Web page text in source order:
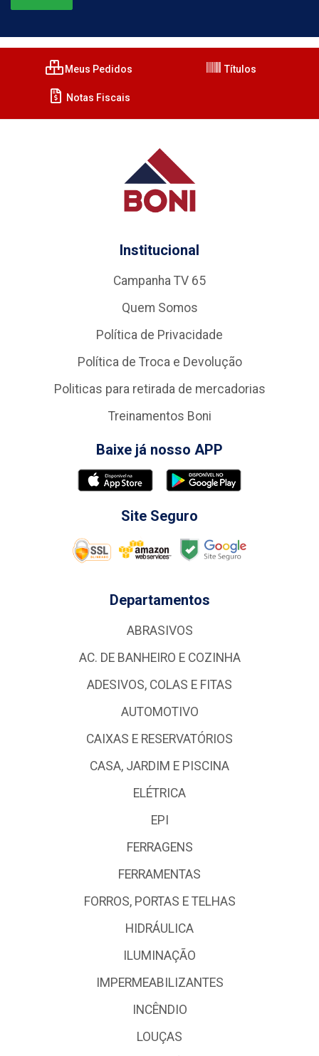
Meus Pedidos Títulos
Notas Fiscais
Institucional
Campanha TV 65
Quem Somos
Política de Privacidade
Política de Troca e Devolução
Politicas para retirada de mercadorias
Treinamentos Boni
Baixe já nosso APP
Site Seguro
Departamentos
ABRASIVOS
AC. DE BANHEIRO E COZINHA
ADESIVOS, COLAS E FITAS
AUTOMOTIVO
CAIXAS E RESERVATÓRIOS
CASA, JARDIM E PISCINA
ELÉTRICA
EPI
FERRAGENS
FERRAMENTAS
FORROS, PORTAS E TELHAS
HIDRÁULICA
ILUMINAÇÃO
IMPERMEABILIZANTES
INCÊNDIO
LOUÇAS